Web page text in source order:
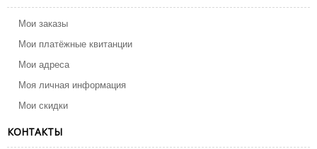
Мои заказы
Мои платёжные квитанции
Мои адреса
Моя личная информация
Мои скидки
КОНТАКТЫ